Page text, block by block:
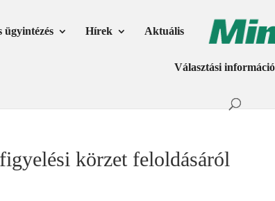
Hírek Aktuális
Választási
körzet feloldásáról